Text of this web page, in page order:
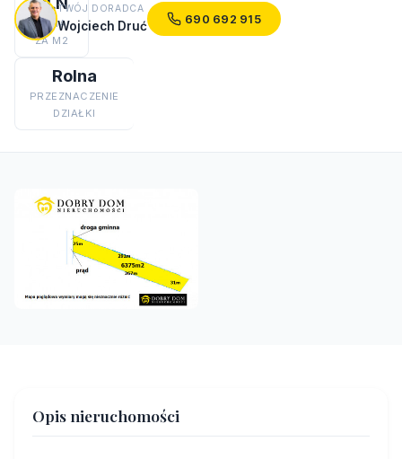
CENA
ZA M2
Rolna
PRZEZNACZENIE
DZIAŁKI
TWÓJ DORADCA
Wojciech Druć 690 692 915
Opis nieruchomości